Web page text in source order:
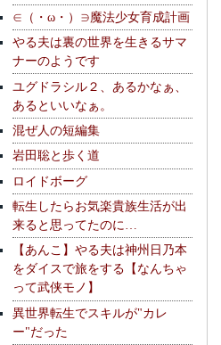
∈（・ω・）∋魔法少女育成計画
やる夫は裏の世界を生きるサマ
ナーのようです
ユグドラシル２、あるかなぁ、
あるといいなぁ。
混ぜ人の短編集
岩田聡と歩く道
ロイドボーグ
転生したらお気楽貴族生活が出
来ると思ってたのに…
【あんこ】やる夫は神州日乃本
をダイスで旅をする【なんちゃ
って武侠モノ】
異世界転生でスキルが"カレ
ー"だった